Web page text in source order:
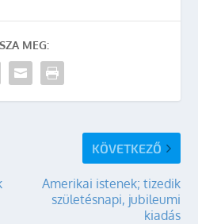
MEG:
KÖVETKEZŐ
Amerikai istenek; tizedik
születésnapi, jubileumi
kiadás